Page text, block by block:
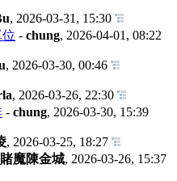
, 2026-03-31, 15:30
- chung, 2026-04-01, 08:22
, 2026-03-30, 00:46
, 2026-03-26, 22:30
- chung, 2026-03-30, 15:39
, 2026-03-25, 18:27
賭魔陳金城, 2026-03-26, 15:37